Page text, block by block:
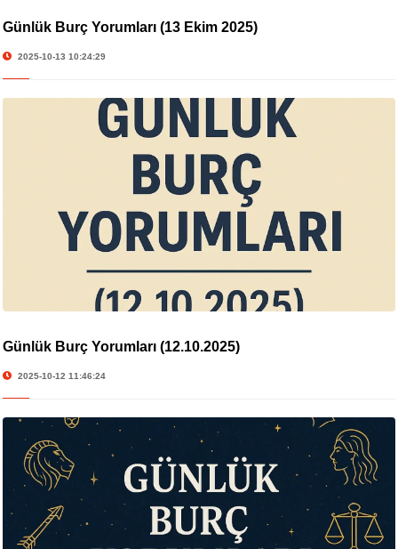
Günlük Burç Yorumları (13 Ekim 2025)
2025-10-13 10:24:29
Günlük Burç Yorumları (12.10.2025)
2025-10-12 11:46:24